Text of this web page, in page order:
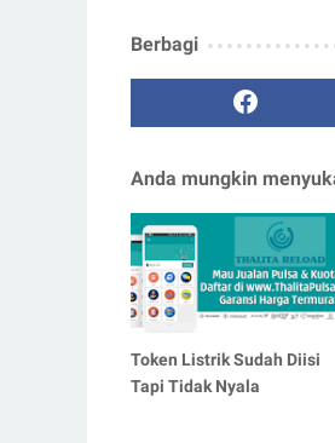
Berbagi
Anda mungkin
Token Listrik Sudah Diisi
Tapi Tidak Nyala